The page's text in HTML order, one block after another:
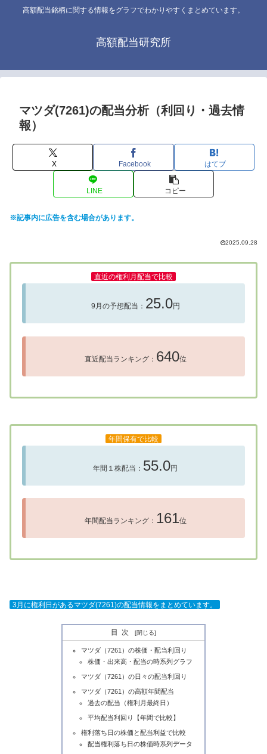
高額配当銘柄に関する情報をグラフでわかりやすくまとめています。
高額配当研究所
マツダ(7261)の配当分析（利回り・過去情
報）
X Facebook はてブ
LINE コピー
※記事内に広告を含む場合があります。
2025.09.28
直近の権利月配当で比較
9月の予想配当： 25.0円
直近配当ランキング： 640位
年間保有で比較
年間１株配当： 55.0円
年間配当ランキング： 161位
3月に権利日があるマツダ(7261)の配当情報をまとめています。
目次
マツダ（7261）の株価・配当利回り
株価・出来高・配当の時系列グラフ
マツダ（7261）の日々の配当利回り
マツダ（7261）の高額年間配当
過去の配当（権利月最終日）
平均配当利回り【年間で比較】
権利落ち日の株価と配当利益で比較
配当権利落ち日の株価時系列データ